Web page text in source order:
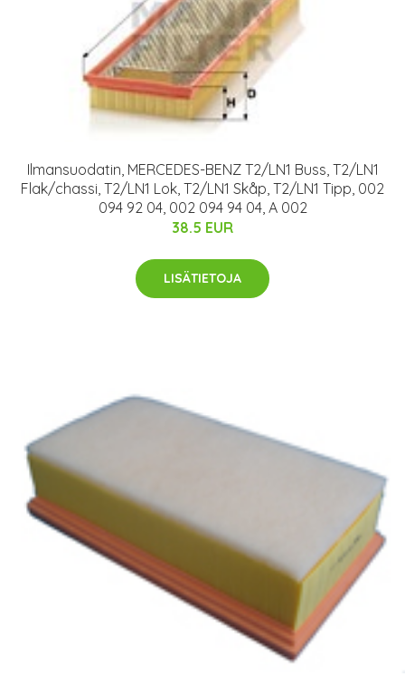
Ilmansuodatin, MERCEDES-BENZ T2/LN1 Buss, T2/LN1
Flak/chassi, T2/LN1 Lok, T2/LN1 Skåp, T2/LN1 Tipp, 002
094 92 04, 002 094 94 04, A 002
38.5 EUR
LISÄTIETOJA